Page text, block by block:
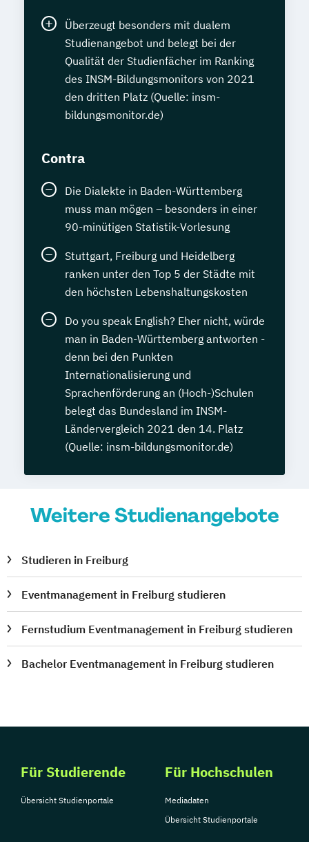
Überzeugt besonders mit dualem
Studienangebot und belegt bei der
Qualität der Studienfächer im Ranking
des INSM-Bildungsmonitors von 2021
den dritten Platz (Quelle: insm-
bildungsmonitor.de)
Contra
Die Dialekte in Baden-Württemberg
muss man mögen – besonders in einer
90-minütigen Statistik-Vorlesung
Stuttgart, Freiburg und Heidelberg
ranken unter den Top 5 der Städte mit
den höchsten Lebenshaltungskosten
Do you speak English? Eher nicht, würde
man in Baden-Württemberg antworten -
denn bei den Punkten
Internationalisierung und
Sprachenförderung an (Hoch-)Schulen
belegt das Bundesland im INSM-
Ländervergleich 2021 den 14. Platz
(Quelle: insm-bildungsmonitor.de)
Weitere Studienangebote
Studieren in Freiburg
Eventmanagement in Freiburg studieren
Fernstudium Eventmanagement in Freiburg studieren
Bachelor Eventmanagement in Freiburg studieren
Für Studierende
Übersicht Studienportale
Für Hochschulen
Mediadaten
Übersicht Studienportale